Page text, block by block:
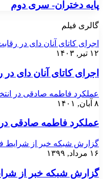
پایه دختران- سری دوم
گالری فیلم
اجرای کاتای آنان دای در
۱۲ تیر, ۱۴۰۳
اجرای کاتای آنان دای در
عملکرد فاطمه صادقی در
۸ آبان, ۱۴۰۱
عملکرد فاطمه صادقی در
گزارش شبکه خبر از شرایط
۱۶ مرداد, ۱۳۹۹
گزارش شبکه خبر از